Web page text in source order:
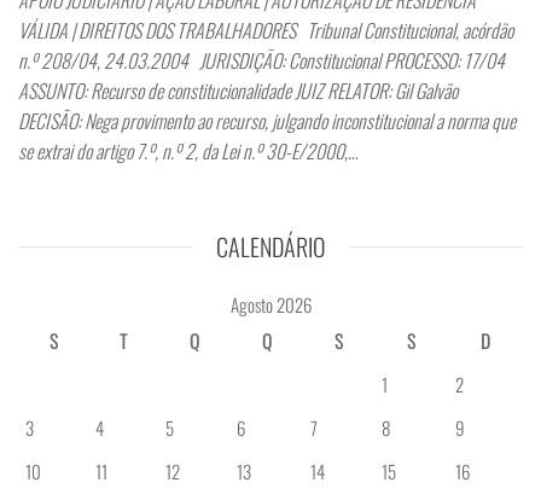
VÁLIDA | DIREITOS DOS TRABALHADORES Tribunal Constitucional, acórdão
n.º 208/04, 24.03.2004 JURISDIÇÃO: Constitucional PROCESSO: 17/04
ASSUNTO: Recurso de constitucionalidade JUIZ RELATOR: Gil Galvão
DECISÃO: Nega provimento ao recurso, julgando inconstitucional a norma que
se extrai do artigo 7.º, n.º 2, da Lei n.º 30-E/2000,…
CALENDÁRIO
Agosto 2026
S
T Q Q S S
D
1
2
3
4 5 6 7 8
9
10
11 12 13 14 15
16